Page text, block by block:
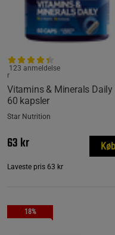
Vitamins & Minerals Daily
60 kapsler
123 anmeldelse
r
Star Nutrition
63 kr
Laveste pris 63 kr
Køb
18%